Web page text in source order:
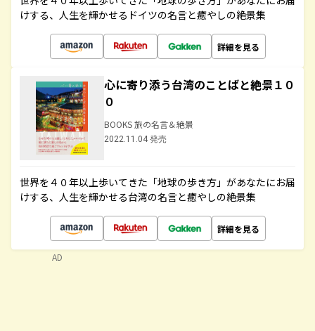
けする、人生を輝かせるドイツの名言と癒やしの絶景集
詳細を見る
心に寄り添う台湾のことばと絶景１０
０
BOOKS 旅の名言＆絶景
2022.11.04 発売
世界を４０年以上歩いてきた「地球の歩き方」があなたにお届
けする、人生を輝かせる台湾の名言と癒やしの絶景集
詳細を見る
AD